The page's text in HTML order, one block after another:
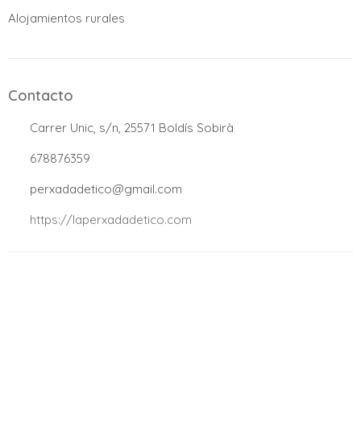
Alojamientos rurales
Contacto
Carrer Unic, s/n, 25571 Boldís Sobirà
678876359
perxadadetico@gmail.com
https://laperxadadetico.com